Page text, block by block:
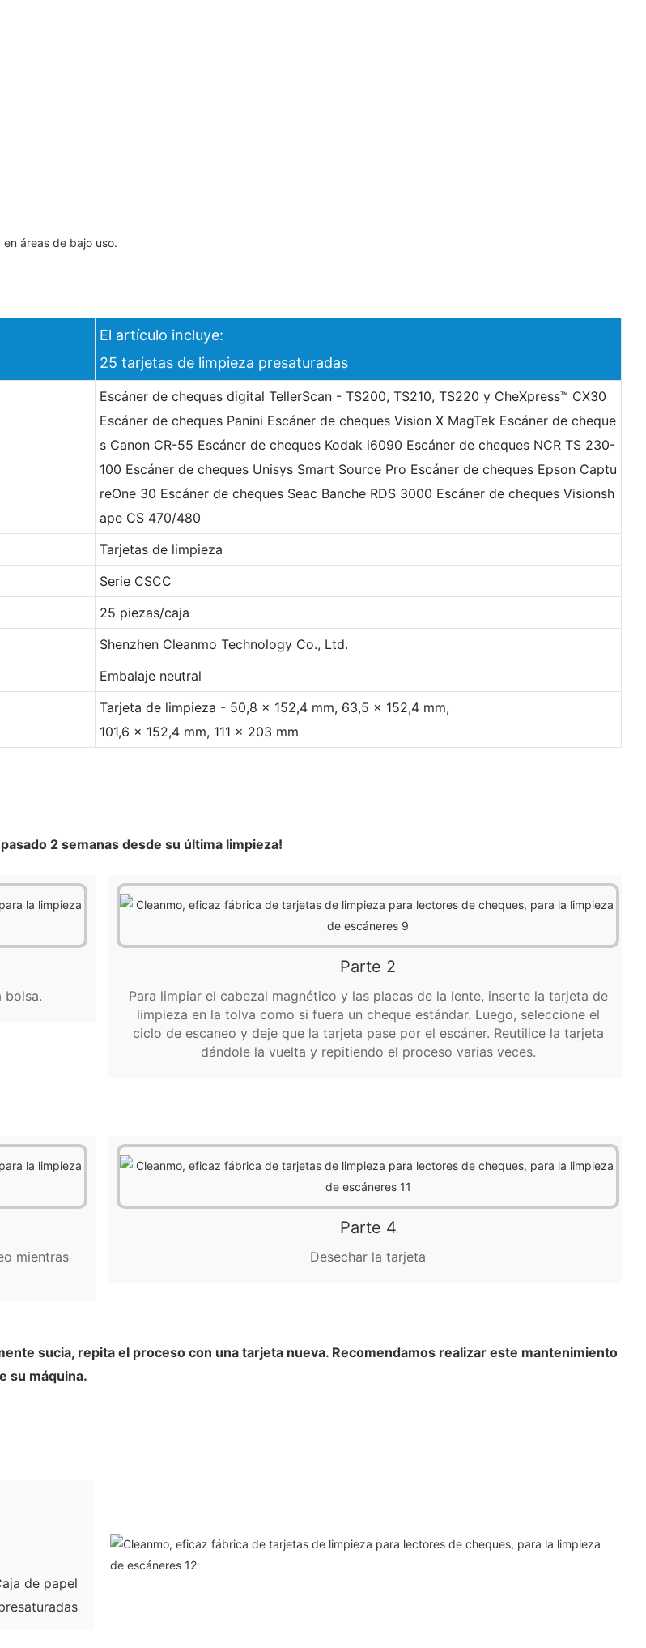
áreas de bajo uso.
El artículo incluye:
25 tarjetas de limpieza presaturadas
Escáner de cheques digital TellerScan - TS200, TS210, TS220 y CheXpress™ CX30
Escáner de cheques Panini Escáner de cheques Vision X MagTek Escáner de cheque
s Canon CR-55 Escáner de cheques Kodak i6090 Escáner de cheques NCR TS 230-
100 Escáner de cheques Unisys Smart Source Pro Escáner de cheques Epson Captu
reOne 30 Escáner de cheques Seac Banche RDS 3000 Escáner de cheques Visionsh
ape CS 470/480
Tarjetas de limpieza
Serie CSCC
25 piezas/caja
Shenzhen Cleanmo Technology Co., Ltd.
Embalaje neutral
Tarjeta de limpieza - 50,8 x 152,4 mm, 63,5 x 152,4 mm,
101,6 x 152,4 mm, 111 x 203 mm
2 semanas desde su última limpieza!
bolsa.
Parte 2
Para limpiar el cabezal magnético y las placas de la lente, inserte la tarjeta de
limpieza en la tolva como si fuera un cheque estándar. Luego, seleccione el
ciclo de escaneo y deje que la tarjeta pase por el escáner. Reutilice la tarjeta
dándole la vuelta y repitiendo el proceso varias veces.
mientras
Parte 4
Desechar la tarjeta
sucia, repita el proceso con una tarjeta nueva. Recomendamos realizar este mantenimiento
su máquina.
de papel